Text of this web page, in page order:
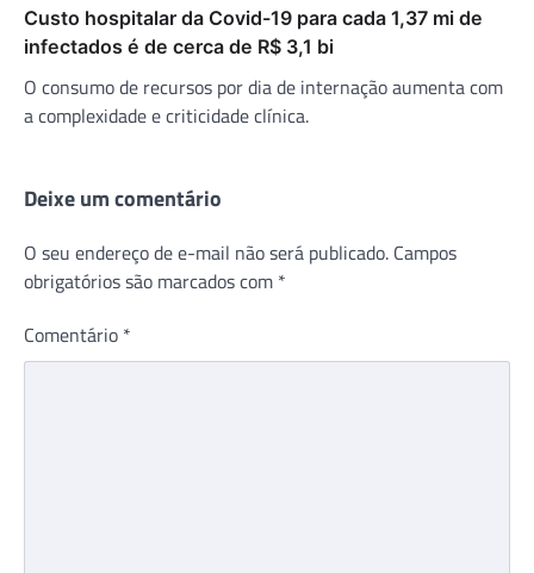
Custo hospitalar da Covid-19 para cada 1,37 mi de
infectados é de cerca de R$ 3,1 bi
O consumo de recursos por dia de internação aumenta com
a complexidade e criticidade clínica.
Deixe um comentário
O seu endereço de e-mail não será publicado. Campos
obrigatórios são marcados com *
Comentário *